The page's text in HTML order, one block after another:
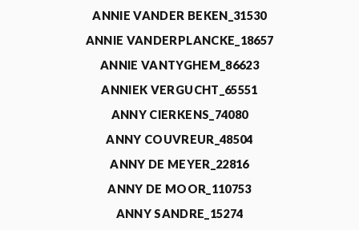
ANNIE VANDER BEKEN_31530
ANNIE VANDERPLANCKE_18657
ANNIE VANTYGHEM_86623
ANNIEK VERGUCHT_65551
ANNY CIERKENS_74080
ANNY COUVREUR_48504
ANNY DE MEYER_22816
ANNY DE MOOR_110753
ANNY SANDRE_15274